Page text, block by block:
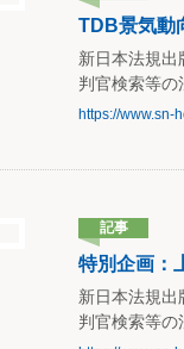
TDB景気動
新日本法規
判官検索等の
https://www.sn-
記事
特別企画：
新日本法規
判官検索等の